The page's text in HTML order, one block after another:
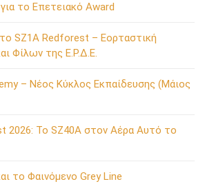
το Επετειακό Award
SZ1A Redforest – Εορταστική
Φίλων της Ε.Ρ.Δ.Ε.
– Νέος Κύκλος Εκπαίδευσης (Μάιος
2026: Το SZ40A στον Αέρα Αυτό το
το Φαινόμενο Grey Line